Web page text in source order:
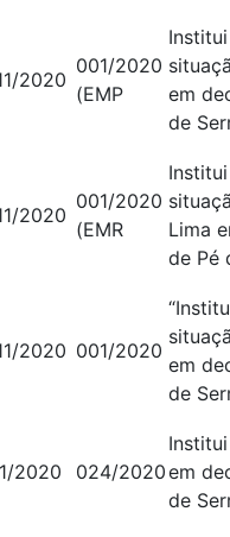
2020
001/2020
(EMP
em
de
2020
001/2020
(EMR
Lima
de Pé
2020 001/2020
em
de
2020 024/2020em
de